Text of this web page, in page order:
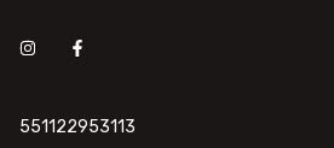
551122953113